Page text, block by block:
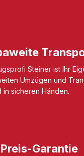
Steiner ist Ihr
Umzügen und
in sicheren Händen.
Garantie